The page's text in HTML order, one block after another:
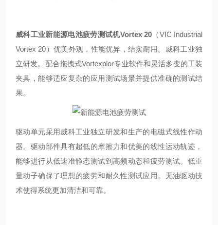
威科工业新能源电池疲劳测试机Vortex 20 （VIC Industrial
Vortex 20）优美外观，性能优异，结实耐用。威科工业独
立研发。配合拖拽式Vortexplor专业软件和灵活多变的工装
夹具，能够适应复杂的应用测试场景并提供准确的测试结
果。
驱动单元采用威科工业独立研发和生产的电磁式线性作动
器。驱动部件具有超低的摩擦力和优美的线性运动轨迹，
能够进行从低速准静态测试到高频动态和疲劳测试。低重
量动子确保了理想的疲劳和耐久性测试应用。无油驱动技
术使得系统更加清洁和可靠。